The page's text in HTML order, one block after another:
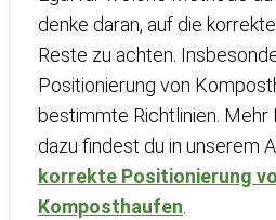
denke daran, auf die
Reste zu achten.
Positionierung von
bestimmte Richtlinien. Mehr
dazu findest du in unserem
korrekte Positionierung
Komposthaufen